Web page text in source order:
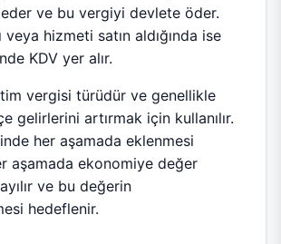
eder ve bu vergiyi devlete öder.
veya hizmeti satın aldığında ise
KDV yer alır.
vergisi türüdür ve genellikle
gelirlerini artırmak için kullanılır.
her aşamada eklenmesi
aşamada ekonomiye değer
ve bu değerin
hedeflenir.